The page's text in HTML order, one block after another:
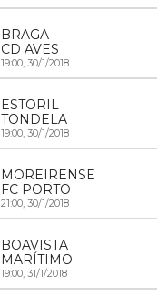
BRAGA
CD AVES
19:00, 30/1/2018
ESTORIL
TONDELA
19:00, 30/1/2018
MOREIRENSE
FC PORTO
21:00, 30/1/2018
BOAVISTA
MARÍTIMO
19:00, 31/1/2018